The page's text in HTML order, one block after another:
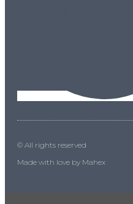
© All rights reserved
Made with love by Mahex